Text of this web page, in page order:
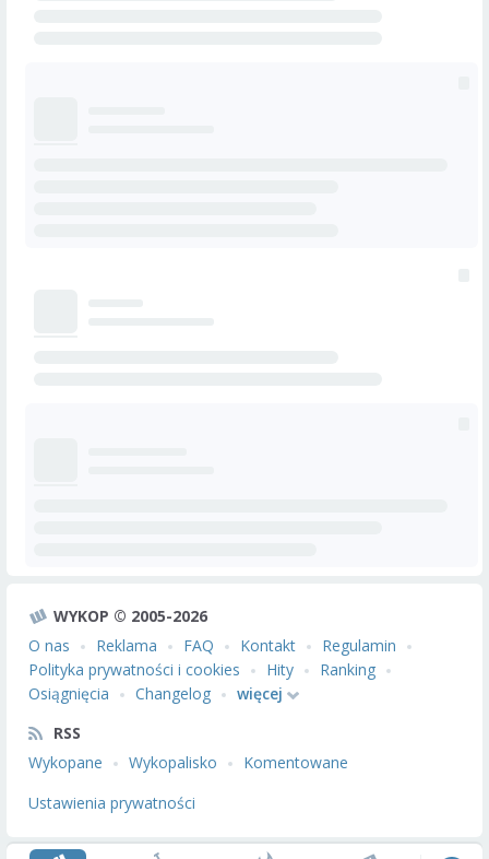
WYKOP © 2005-2026
O nas
Reklama FAQ Kontakt
Regulamin
Polityka prywatności i cookies
Hity
Ranking
Osiągnięcia
Changelog
więcej
RSS
Wykopane
Wykopalisko
Komentowane
Ustawienia prywatności